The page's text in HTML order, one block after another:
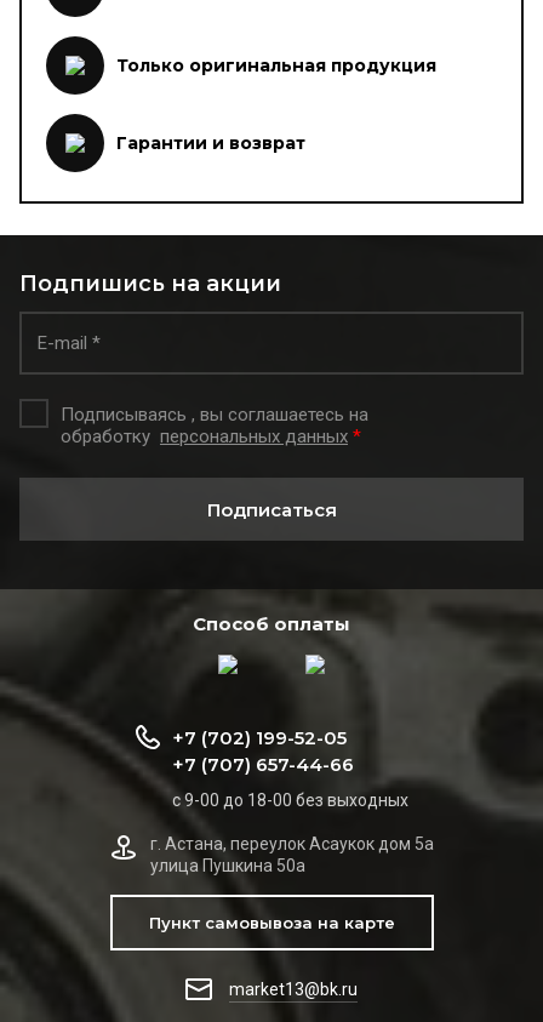
Только оригинальная продукция
Гарантии и возврат
Подпишись на акции
Подписываясь , вы соглашаетесь на
обработку персональных данных *
Подписаться
Способ оплаты
+7 (702) 199-52-05
+7 (707) 657-44-66
с 9-00 до 18-00 без выходных
г. Астана, переулок Асаукок дом 5а
улица Пушкина 50а
Пункт самовывоза на карте
market13@bk.ru